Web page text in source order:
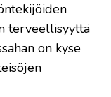
terveellisyyttä
on kyse